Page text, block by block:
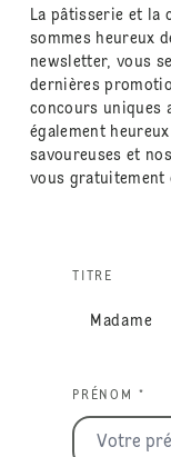
La pâtisserie et la
sommes heureux
newsletter, vous
dernières
concours uniques
également
savoureuses et
vous gratuitement
TITRE
PRÉNOM *